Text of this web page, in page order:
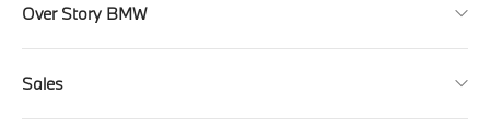
Over Story BMW
Sales